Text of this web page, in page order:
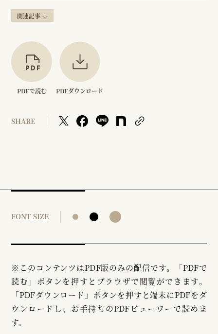
関連記事
PDFで読む PDFダウンロード
SHARE
FONT SIZE
※このコンテンツはPDF版のみの配信です。「PDFで
読む」ボタンを押すとブラウザで閲覧ができます。
「PDFダウンロード」ボタンを押すと端末にPDFをダ
ウンロードし、お手持ちのPDFビューワーで読めま
す。